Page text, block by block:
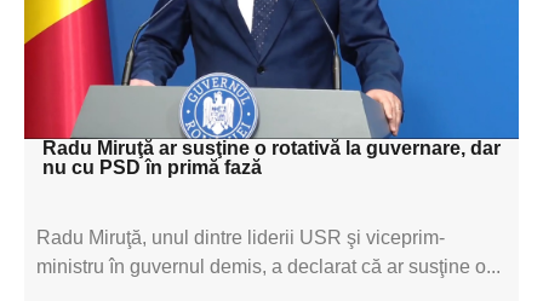
textul pentru
subtitluAdaugă aici
textul pentru subti
Radu Miruţă ar susţine o rotativă la guvernare, dar
nu cu PSD în primă fază
Radu Miruţă, unul dintre liderii USR şi viceprim-
ministru în guvernul demis, a declarat că ar susţine o...